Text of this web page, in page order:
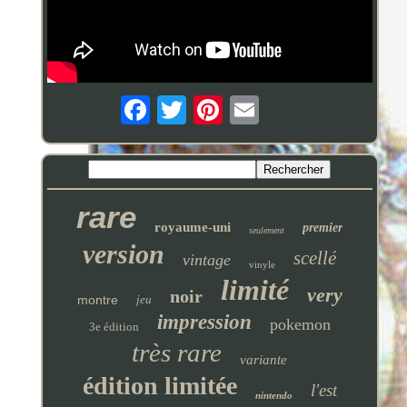
rare royaume-uni seulement premier
version vintage vinyle scellé
montre jeu noir limité very
3e édition impression pokemon
très rare variante
édition limitée nintendo l'est